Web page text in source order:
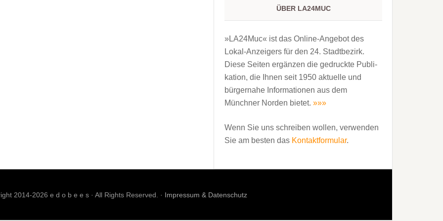
ÜBER LA24MUC
»LA24Muc« ist das Online-Angebot des
Lokal-Anzeigers für den 24. Stadtbezirk.
Diese Seiten ergänzen die gedruckte Publi­
kation, die Ihnen seit 1950 aktuelle und
bürgernahe Informationen aus dem
Münchner Norden bietet. »»»
Wenn Sie uns schreiben wollen, verwenden
Sie am besten das Kontaktformular.
2014-2026 e d o b e e s · All Rights Reserved. · Impressum & Datenschutz